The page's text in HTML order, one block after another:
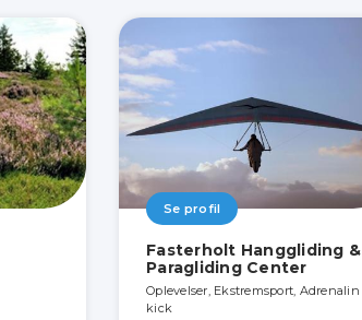
Se profil
Fasterholt Hanggliding &
Paragliding Center
Oplevelser, Ekstremsport, Adrenalin
kick